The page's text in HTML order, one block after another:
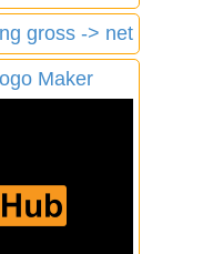
gross -> net
Maker